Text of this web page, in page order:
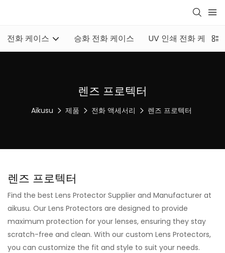
전화 케이스 승화 전화 케이스 UV 인쇄 전화 케이스
렌즈 프로텍터
Aikusu 제품 전화 액세서리 렌즈 프로텍터
렌즈 프로텍터
Find the best Lens Protector Supplier and Manufacturer at
aikusu. Our Lens Protectors are designed to provide
maximum protection for your lenses, ensuring they stay
scratch-free and clean. With our custom Lens Protectors,
you can customize the fit and style to suit your needs.